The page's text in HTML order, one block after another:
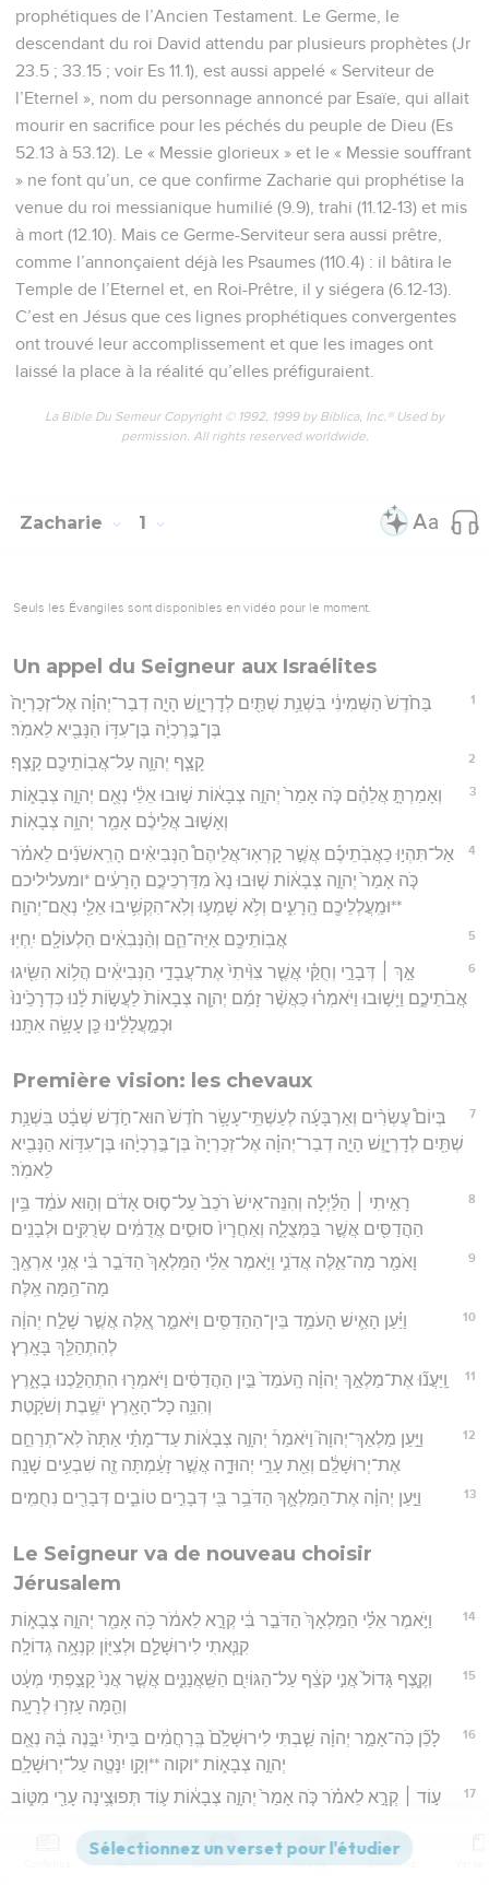
prophétiques de l’Ancien Testament. Le Germe, le
descendant du roi David attendu par plusieurs prophètes (Jr
23.5 ; 33.15 ; voir Es 11.1), est aussi appelé « Serviteur de
l’Eternel », nom du personnage annoncé par Esaïe, qui allait
mourir en sacrifice pour les péchés du peuple de Dieu (Es
52.13 à 53.12). Le « Messie glorieux » et le « Messie souffrant
» ne font qu’un, ce que confirme Zacharie qui prophétise la
venue du roi messianique humilié (9.9), trahi (11.12-13) et mis
à mort (12.10). Mais ce Germe-Serviteur sera aussi prêtre,
comme l’annonçaient déjà les Psaumes (110.4) : il bâtira le
Temple de l’Eternel et, en Roi-Prêtre, il y siégera (6.12-13).
C’est en Jésus que ces lignes prophétiques convergentes
ont trouvé leur accomplissement et que les images ont
laissé la place à la réalité qu’elles préfiguraient.
La Bible Du Semeur Copyright © 1992, 1999 by Biblica, Inc.® Used by
permission. All rights reserved worldwide.
Zacharie 1
Seuls les Évangiles sont disponibles en vidéo pour le moment.
Un appel du Seigneur aux Israélites
1
בַּחֹ֙דֶשׁ֙ הַשְּׁמִינִ֔י בִּשְׁנַ֥ת שְׁתַּ֖יִם לְדָרְיָ֑וֶשׁ הָיָ֣ה דְבַר־יְהוָ֗ה אֶל־זְכַרְיָה֙
בֶּן־בֶּ֣רֶכְיָ֔ה בֶּן־עִדּ֥וֹ הַנָּבִ֖יא לֵאמֹֽר׃
2 קָצַ֧ף יְהוָ֛ה עַל־אֲבֽוֹתֵיכֶ֖ם קָֽצֶף׃
3
וְאָמַרְתָּ֣ אֲלֵהֶ֗ם כֹּ֤ה אָמַר֙ יְהוָ֣ה צְבָא֔וֹת שׁ֣וּבוּ אֵלַ֔י נְאֻ֖ם יְהוָ֣ה צְבָא֑וֹת
וְאָשׁ֣וּב אֲלֵיכֶ֔ם אָמַ֖ר יְהוָ֥ה צְבָאֽוֹת׃
4
אַל־תִּהְי֣וּ כַאֲבֹֽתֵיכֶ֡ם אֲשֶׁ֣ר קָרְאֽוּ־אֲלֵיהֶם֩ הַנְּבִיאִ֨ים הָרִֽאשֹׁנִ֜ים לֵאמֹ֗ר
כֹּ֤ה אָמַר֙ יְהוָ֣ה צְבָא֔וֹת שׁ֤וּבוּ נָא֙ מִדַּרְכֵיכֶ֣ם הָרָעִ֔ים *ומעליליכם
**וּמַֽעֲלְלֵיכֶ֖ם הָֽרָעִ֑ים וְלֹ֥א שָׁמְע֛וּ וְלֹֽא־הִקְשִׁ֥יבוּ אֵלַ֖י נְאֻם־יְהוָֽה׃
5 אֲבֽוֹתֵיכֶ֖ם אַיֵּה־הֵ֑ם וְהַ֨נְּבִאִ֔ים הַלְעוֹלָ֖ם יִֽחְיֽוּ׃
6
אַ֣ךְ ׀ דְּבָרַ֣י וְחֻקַּ֗י אֲשֶׁ֤ר צִוִּ֙יתִי֙ אֶת־עֲבָדַ֣י הַנְּבִיאִ֔ים הֲל֥וֹא הִשִּׂ֖יגוּ
אֲבֹתֵיכֶ֑ם וַיָּשׁ֣וּבוּ וַיֹּאמְר֗וּ כַּאֲשֶׁ֨ר זָמַ֜ם יְהוָ֤ה צְבָאוֹת֙ לַעֲשׂ֣וֹת לָ֔נוּ כִּדְרָכֵ֙ינוּ֙
וּכְמַ֣עֲלָלֵ֔ינוּ כֵּ֖ן עָשָׂ֥ה אִתָּֽנוּ׃
Première vision: les chevaux
7
בְּיוֹם֩ עֶשְׂרִ֨ים וְאַרְבָּעָ֜ה לְעַשְׁתֵּֽי־עָשָׂ֥ר חֹ֙דֶשׁ֙ הוּא־חֹ֣דֶשׁ שְׁבָ֔ט בִּשְׁנַ֥ת
שְׁתַּ֖יִם לְדָרְיָ֑וֶשׁ הָיָ֣ה דְבַר־יְהוָ֗ה אֶל־זְכַרְיָה֙ בֶּן־בֶּ֣רֶכְיָ֔הוּ בֶּן־עִדּ֥וֹא הַנָּבִ֖יא
לֵאמֹֽר׃
8
רָאִ֣יתִי ׀ הַלַּ֗יְלָה וְהִנֵּה־אִישׁ֙ רֹכֵב֙ עַל־ס֣וּס אָדֹ֔ם וְה֣וּא עֹמֵ֔ד בֵּ֥ין
הַהֲדַסִּ֖ים אֲשֶׁ֣ר בַּמְּצֻלָ֑ה וְאַחֲרָיו֙ סוּסִ֣ים אֲדֻמִּ֔ים שְׂרֻקִּ֖ים וּלְבָנִֽים׃
9
וָאֹמַ֖ר מָה־אֵ֣לֶּה אֲדֹנִ֑י וַיֹּ֣אמֶר אֵלַ֗י הַמַּלְאָךְ֙ הַדֹּבֵ֣ר בִּ֔י אֲנִ֥י אַרְאֶ֖ךָּ
מָה־הֵ֥מָּה אֵֽלֶּה׃
10
וַיַּ֗עַן הָאִ֛ישׁ הָעֹמֵ֥ד בֵּין־הַהַדַסִּ֖ים וַיֹּאמַ֑ר אֵ֚לֶּה אֲשֶׁ֣ר שָׁלַ֣ח יְהוָ֔ה
לְהִתְהַלֵּ֖ךְ בָּאָֽרֶץ׃
11
וַֽיַּעֲנ֞וּ אֶת־מַלְאַ֣ךְ יְהוָ֗ה הָֽעֹמֵד֙ בֵּ֣ין הַהֲדַסִּ֔ים וַיֹּאמְר֖וּ הִתְהַלַּ֣כְנוּ בָאָ֑רֶץ
וְהִנֵּ֥ה כָל־הָאָ֖רֶץ יֹשֶׁ֥בֶת וְשֹׁקָֽטֶת׃
12
וַיַּ֣עַן מַלְאַךְ־יְהוָה֮ וַיֹּאמַר֒ יְהוָ֣ה צְבָא֔וֹת עַד־מָתַ֗י אַתָּה֙ לֹֽא־תְרַחֵ֣ם
אֶת־יְרוּשָׁלִַ֔ם וְאֵ֖ת עָרֵ֣י יְהוּדָ֑ה אֲשֶׁ֣ר זָעַ֔מְתָּה זֶ֖ה שִׁבְעִ֥ים שָׁנָֽה׃
13 וַיַּ֣עַן יְהוָ֗ה אֶת־הַמַּלְאָ֛ךְ הַדֹּבֵ֥ר בִּ֖י דְּבָרִ֣ים טוֹבִ֑ים דְּבָרִ֖ים נִחֻמִֽים׃
Le Seigneur va de nouveau choisir
Jérusalem
14
וַיֹּ֣אמֶר אֵלַ֗י הַמַּלְאָךְ֙ הַדֹּבֵ֣ר בִּ֔י קְרָ֣א לֵאמֹ֔ר כֹּ֥ה אָמַ֖ר יְהוָ֣ה צְבָא֑וֹת
קִנֵּ֧אתִי לִירוּשָׁלִַ֛ם וּלְצִיּ֖וֹן קִנְאָ֥ה גְדוֹלָֽה׃
15
וְקֶ֤צֶף גָּדוֹל֙ אֲנִ֣י קֹצֵ֔ף עַל־הַגּוֹיִ֖ם הַשַּֽׁאֲנַנִּ֑ים אֲשֶׁ֤ר אֲנִי֙ קָצַ֣פְתִּי מְּעָ֔ט
וְהֵ֖מָּה עָזְר֥וּ לְרָעָֽה׃
16
לָכֵ֞ן כֹּֽה־אָמַ֣ר יְהוָ֗ה שַׁ֤בְתִּי לִירוּשָׁלִַ֙ם֙ בְּֽרַחֲמִ֔ים בֵּיתִי֙ יִבָּ֣נֶה בָּ֔הּ נְאֻ֖ם
יְהוָ֣ה צְבָא֑וֹת *וקוה **וְקָ֥ו יִנָּטֶ֖ה עַל־יְרוּשָׁלִָֽם׃
17
ע֣וֹד ׀ קְרָ֣א לֵאמֹ֗ר כֹּ֤ה אָמַר֙ יְהוָ֣ה צְבָא֔וֹת ע֛וֹד תְּפוּצֶ֥ינָה עָרַ֖י מִטּ֑וֹב
Versions Commentaires Strong